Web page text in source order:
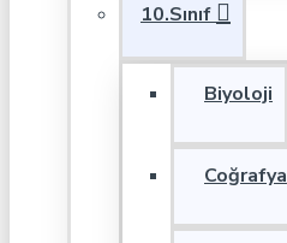
10.Sınıf
Biyoloji
Coğrafya